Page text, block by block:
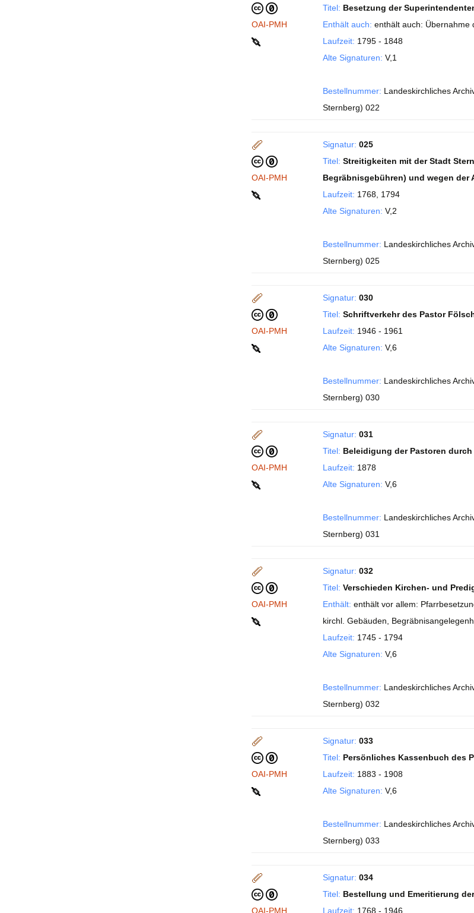
OAI-PMH
Titel: Besetzung der
Enthält auch: enthält auch: Übernahme
Laufzeit: 1795 - 1848
Alte Signaturen: V,1
Bestellnummer: Landeskirchliches
Sternberg) 022
OAI-PMH
Signatur: 025
Titel: Streitigkeiten mit der Stadt
Begräbnisgebühren) und wegen der
Laufzeit: 1768, 1794
Alte Signaturen: V,2
Bestellnummer: Landeskirchliches
Sternberg) 025
OAI-PMH
Signatur: 030
Titel: Schriftverkehr des Pastor
Laufzeit: 1946 - 1961
Alte Signaturen: V,6
Bestellnummer: Landeskirchliches
Sternberg) 030
OAI-PMH
Signatur: 031
Titel: Beleidigung der Pastoren
Laufzeit: 1878
Alte Signaturen: V,6
Bestellnummer: Landeskirchliches
Sternberg) 031
OAI-PMH
Signatur: 032
Titel: Verschieden Kirchen- und
Enthält: enthält vor allem:
kirchl. Gebäuden,
Laufzeit: 1745 - 1794
Alte Signaturen: V,6
Bestellnummer: Landeskirchliches
Sternberg) 032
OAI-PMH
Signatur: 033
Titel: Persönliches Kassenbuch des
Laufzeit: 1883 - 1908
Alte Signaturen: V,6
Bestellnummer: Landeskirchliches
Sternberg) 033
OAI-PMH
Signatur: 034
Titel: Bestellung und Emeritierung
Laufzeit: 1768 - 1946